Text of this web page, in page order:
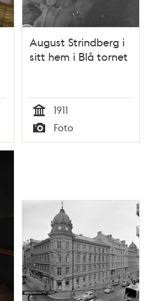
August Strindberg i
sitt hem i Blå tornet
Tid
1911
Typ
Foto